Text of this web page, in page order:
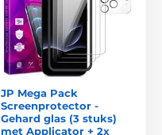
JP Mega Pack
Screenprotector -
Gehard glas (3 stuks)
met Applicator + 2x